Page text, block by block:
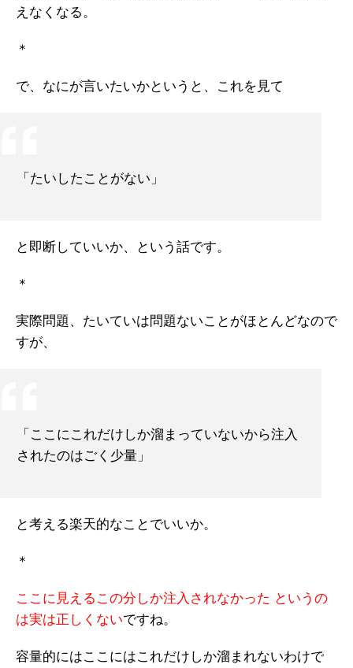
えなくなる。
＊
で、なにが言いたいかというと、これを見て
「たいしたことがない」
と即断していいか、という話です。
＊
実際問題、たいていは問題ないことがほとんどなので
すが、
「ここにこれだけしか溜まっていないから注入
されたのはごく少量」
と考える楽天的なことでいいか。
＊
ここに見えるこの分しか注入されなかった というの
は実は正しくないですね。
容量的にはここにはこれだけしか溜まれないわけで